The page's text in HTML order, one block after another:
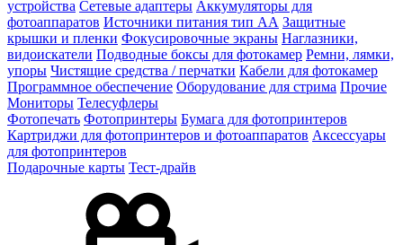
устройства Сетевые адаптеры Аккумуляторы для
фотоаппаратов Источники питания тип АА Защитные
крышки и пленки Фокусировочные экраны Наглазники,
видоискатели Подводные боксы для фотокамер Ремни, лямки,
упоры Чистящие средства / перчатки Кабели для фотокамер
Программное обеспечение Оборудование для стрима Прочие
Мониторы Телесуфлеры
Фотопечать Фотопринтеры Бумага для фотопринтеров
Картриджи для фотопринтеров и фотоаппаратов Аксессуары
для фотопринтеров
Подарочные карты Тест-драйв